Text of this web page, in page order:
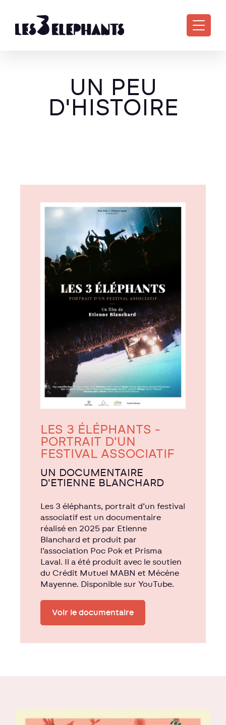
UN PEU
D'HISTOIRE
LES 3 ÉLÉPHANTS -
PORTRAIT D'UN
FESTIVAL ASSOCIATIF
UN DOCUMENTAIRE
D'ETIENNE BLANCHARD
Les 3 éléphants, portrait d’un festival
associatif est un documentaire
réalisé en 2025 par Etienne
Blanchard et produit par
l’association Poc Pok et Prisma
Laval. Il a été produit avec le soutien
du Crédit Mutuel MABN et Mécène
Mayenne. Disponible sur YouTube.
Voir le documentaire